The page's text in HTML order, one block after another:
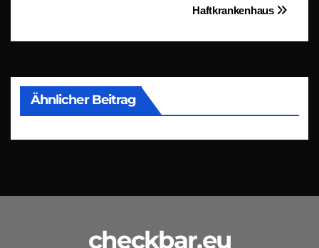
Beitragsnavigation
Haftkrankenhaus
Ähnlicher Beitrag
checkbar.eu